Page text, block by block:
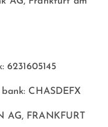
CHASDEFX
AG, FRANKFURT